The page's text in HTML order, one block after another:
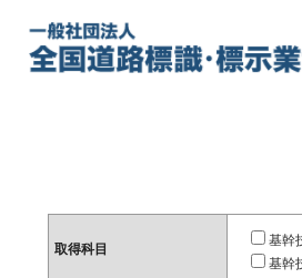
取得科目
基幹
基幹